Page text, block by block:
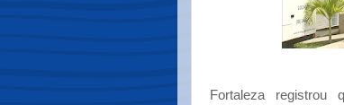
Fortaleza registrou